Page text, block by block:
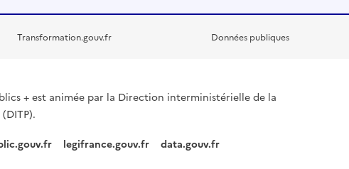
Transformation.gouv.fr Données publiques
+ est animée par la Direction interministérielle de la
legifrance.gouv.fr data.gouv.fr